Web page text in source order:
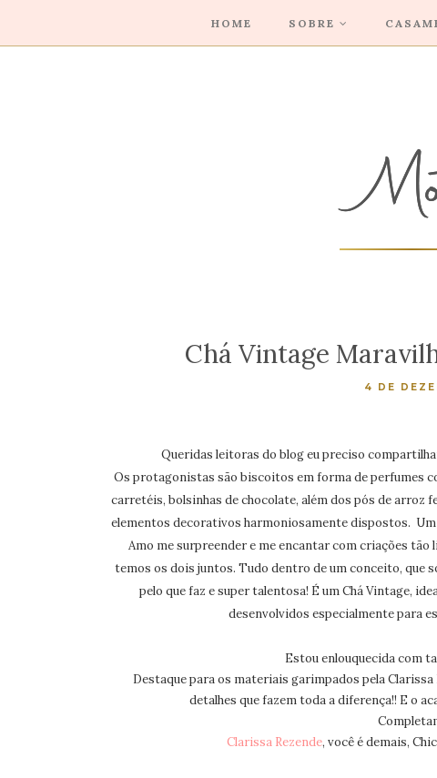
HOME SOBRE
Chá Vintage
4 DE
Queridas leitoras do blog eu preciso
Os protagonistas são biscoitos em forma deperfumes
carretéis, bolsinhas de chocolate, além dos pós de arroz
elementos decorativos harmoniosamente dispostos. Um
Amo me surpreender e me encantar com criações tão
temos os dois juntos. Tudo dentro de um conceito, que
pelo que faz e super talentosa! É um Chá Vintage,
desenvolvidos especialmente para
Estou enlouquecida com
Destaque para os materiais garimpados pela Clarissa
detalhes que fazem toda a diferença!! E o
Clarissa Rezende, você é demais,